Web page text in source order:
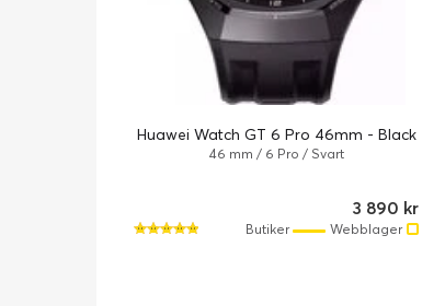
Huawei Watch GT 6 Pro 46mm - Black
46 mm / 6 Pro / Svart
3 890 kr
Webblager
Butiker